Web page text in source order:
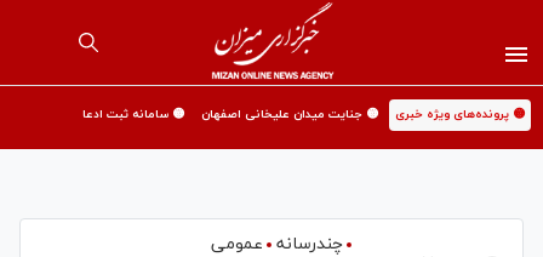
🟡 پرونده‌های ویژه خبری 🟡 جنایت میدان علیخانی اصفهان 🟡 سامانه ثبت ادعا
چندرسانه
عمومی